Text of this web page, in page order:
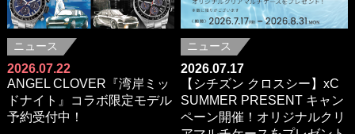
ニュース
2026.07.22
ANGEL CLOVER『湾岸ミッ
ドナイト』コラボ限定モデル
予約受付中！
ニュース
2026.07.17
【シチズン クロスシー】xC
SUMMER PRESENT キャン
ペーン開催！オリジナルクリ